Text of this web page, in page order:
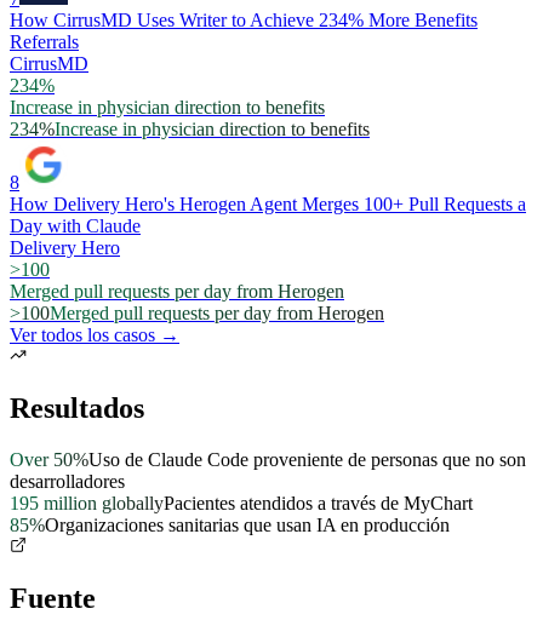
How CirrusMD Uses Writer to Achieve 234% More Benefits
Referrals
CirrusMD
234%
Increase in physician direction to benefits
234%Increase in physician direction to benefits
8
How Delivery Hero's Herogen Agent Merges 100+ Pull Requests a
Day with Claude
Delivery Hero
>100
Merged pull requests per day from Herogen
>100Merged pull requests per day from Herogen
Ver todos los casos →
Resultados
Over 50%Uso de Claude Code proveniente de personas que no son
desarrolladores
195 million globallyPacientes atendidos a través de MyChart
85%Organizaciones sanitarias que usan IA en producción
Fuente